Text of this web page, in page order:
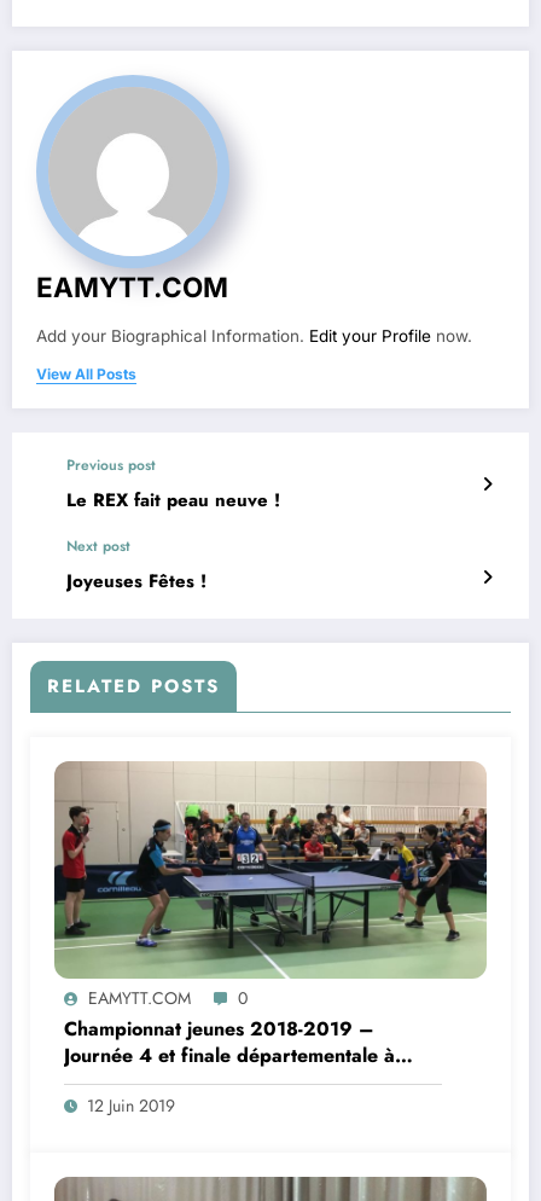
EAMYTT.COM
Add your Biographical Information. Edit your Profile now.
View All Posts
Previous post
Le REX fait peau neuve !
Next post
Joyeuses Fêtes !
RELATED POSTS
EAMYTT.COM 0
Championnat jeunes 2018-2019 –
Journée 4 et finale départementale à
Moulins-Yzeure
12 Juin 2019